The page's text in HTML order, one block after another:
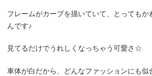
フレームがカーブを描いていて、とってもか
んです♪
見てるだけでうれしくなっちゃう可愛さ☆
車体が白だから、どんなファッションにも似